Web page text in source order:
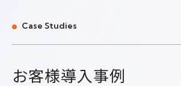
Case Studies
お客様導入事例